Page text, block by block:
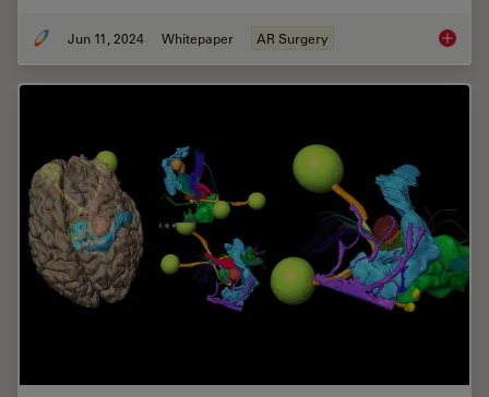
Jun 11, 2024 Whitepaper AR Surgery